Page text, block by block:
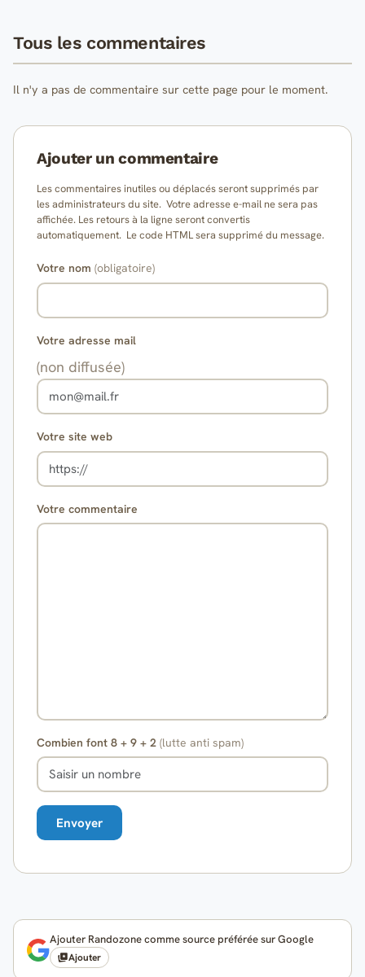
Tous les commentaires
Il n'y a pas de commentaire sur cette page pour le moment.
Ajouter un commentaire
Les commentaires inutiles ou déplacés seront supprimés par
les administrateurs du site. Votre adresse e-mail ne sera pas
affichée. Les retours à la ligne seront convertis
automatiquement. Le code HTML sera supprimé du message.
Votre nom (obligatoire)
Votre adresse mail
(non diffusée)
Votre site web
Votre commentaire
Combien font 8 + 9 + 2 (lutte anti spam)
Ajouter Randozone comme source préférée sur Google
Ajouter